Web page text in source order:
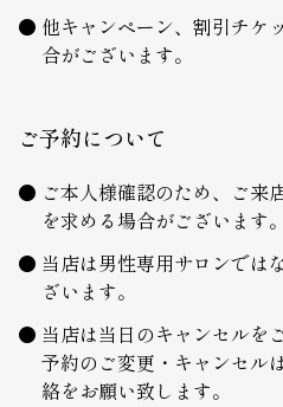
他キャンペーン、割引チケ
合がございます。
ご予約について
ご本人様確認のため、ご来
を求める場合がございます。
当店は男性専用サロンでは
ざいます。
当店は当日のキャンセルを
予約のご変更・キャンセル
絡をお願い致します。